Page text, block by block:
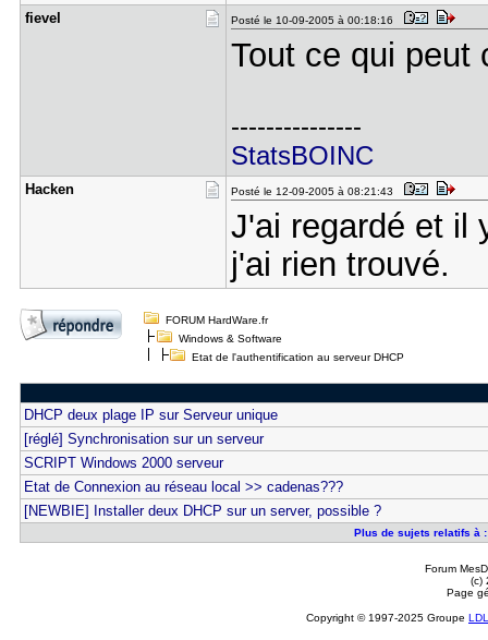
fievel Posté le 10-09-2005 à 00:18:16
Tout ce qui peut
---------------
StatsBOINC
Hacken Posté le 12-09-2005 à 08:21:43
J'ai regardé et il
j'ai rien trouvé.
FORUM HardWare.fr
Windows & Software
Etat de l'authentification au serveur DHCP
DHCP deux plage IP sur Serveur unique
[réglé] Synchronisation sur un serveur
SCRIPT Windows 2000 serveur
Etat de Connexion au réseau local >> cadenas???
[NEWBIE] Installer deux DHCP sur un server, possible ?
Plus de sujets relatifs à
Forum
(c)
Page
Copyright © 1997-2025 Groupe